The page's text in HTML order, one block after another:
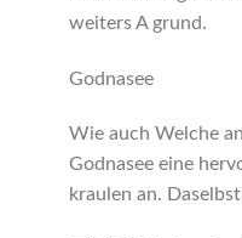
weiters A grund.
Godnasee
Wie auch Welche
Godnasee eine
kraulen an.